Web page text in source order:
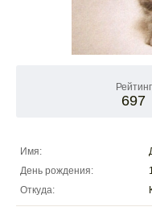
Рейтинг
697
Имя:
День рождения:
Откуда: